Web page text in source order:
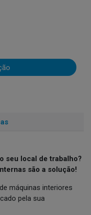
seu local de trabalho?
são a solução!
máquinas interiores
pela sua